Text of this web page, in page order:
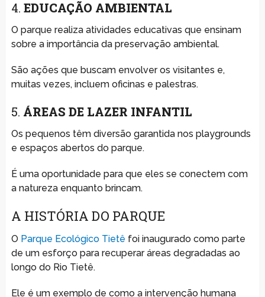
4. EDUCAÇÃO AMBIENTAL
O parque realiza atividades educativas que ensinam
sobre a importância da preservação ambiental.
São ações que buscam envolver os visitantes e,
muitas vezes, incluem oficinas e palestras.
5. ÁREAS DE LAZER INFANTIL
Os pequenos têm diversão garantida nos playgrounds
e espaços abertos do parque.
É uma oportunidade para que eles se conectem com
a natureza enquanto brincam.
A HISTÓRIA DO PARQUE
O Parque Ecológico Tietê foi inaugurado como parte
de um esforço para recuperar áreas degradadas ao
longo do Rio Tietê.
Ele é um exemplo de como a intervenção humana